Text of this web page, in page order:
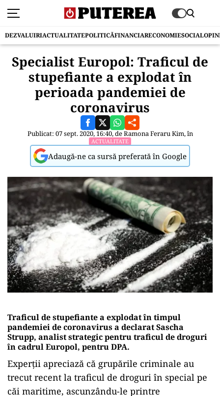
DEZVALUIRIACTUALITATEPOLITICĂFINANCIARECONOMIESOCIAL
Specialist Europol: Traficul de
stupefiante a explodat în
perioada pandemiei de
coronavirus
Publicat: 07 sept. 2020, 16:40, deRamona Feraru Kim, în
ACTUALITATE
Adaugă-ne ca sursă preferată în Google
Traficul de stupefiante a explodat în timpul
pandemiei de coronavirus a declarat Sascha
Strupp, analist strategic pentru traficul de droguri
în cadrul Europol, pentru DPA.
Experții apreciază că grupările criminale au
trecut recent la traficul de droguri în special pe
căi maritime, ascunzându-le printre